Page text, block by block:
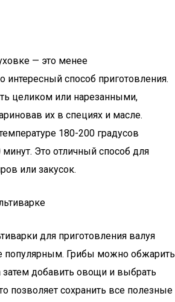
— это менее
интересный способ приготовления.
целиком или нарезанными,
их в специях и масле.
180-200 градусов
Это отличный способ для
или закусок.
для приготовления валуя
популярным. Грибы можно обжарить
добавить овощи и выбрать
позволяет сохранить все полезные